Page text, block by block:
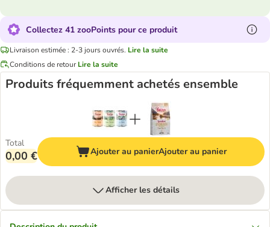
Collectez 41 zooPoints pour ce produit
Livraison estimée : 2-3 jours ouvrés. Lire la suite
Conditions de retour Lire la suite
Produits fréquemment achetés ensemble
Total
0,00 € Ajouter au panierAjouter au panier
Afficher les détails